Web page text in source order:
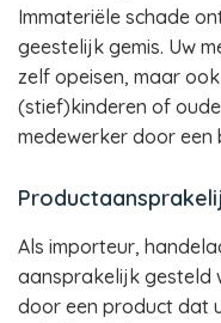
Immateriële schade
geestelijk gemis. Uw
zelf opeisen, maar
(stief)kinderen of
medewerker door
Als importeur,
aansprakelijk gesteld
door een product dat